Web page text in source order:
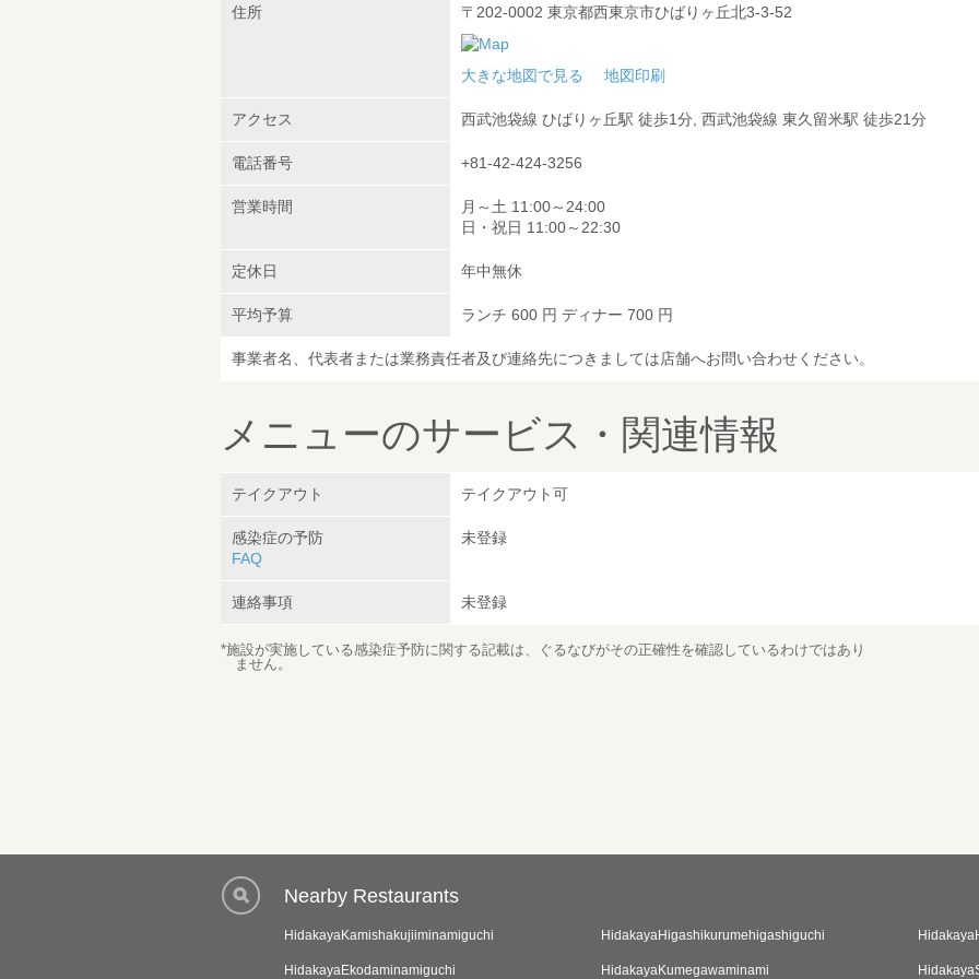
住所 〒202-0002 東京都西東京市ひばりヶ丘北3-3-52
大きな地図で見る 地図印刷
アクセス 西武池袋線 ひばりヶ丘駅 徒歩1分, 西武池袋線 東久留米駅 徒歩21分
電話番号 +81-42-424-3256
営業時間
月～土 11:00～24:00
日・祝日 11:00～22:30
定休日 年中無休
平均予算 ランチ 600 円 ディナー 700 円
事業者名、代表者または業務責任者及び連絡先につきましては店舗へお問い合わせください。
メニューのサービス・関連情報
テイクアウト テイクアウト可
感染症の予防
FAQ
未登録
連絡事項 未登録
*施設が実施している感染症予防に関する記載は、ぐるなびがその正確性を確認しているわけではあり
ません。
Nearby Restaurants
HidakayaKamishakujiiminamiguchi HidakayaHigashikurumehigashiguchi
HidakayaEkodaminamiguchi HidakayaKumegawaminami